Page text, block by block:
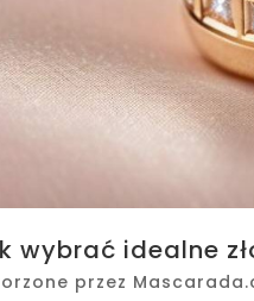
wybrać idealne
przez